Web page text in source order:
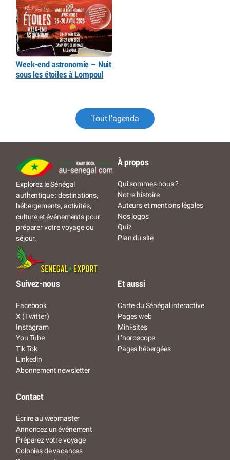
Week-end astronomie – Nuit
sous les étoiles à Lompoul
Tout l'agenda
Explorez le Sénégal
authentique : destinations,
hébergements, activités,
culture et événements pour
préparer votre voyage ou
séjour.
À propos
Qui sommes-nous ?
Notre histoire
Auteurs et mentions légales
Nos logos
Quiz
Plan du site
Suivez-nous
Facebook
X (Twitter)
Instagram
You Tube
Tik Tok
Linkedin
Abonnement newsletter
Et aussi
Carte du Sénégal interactive
Pages web
Mini-sites
L’horoscope
Pages hébergées
Contact
Écrire au webmaster
Annoncez un événement
Préparez votre voyage
Colonies de vacances